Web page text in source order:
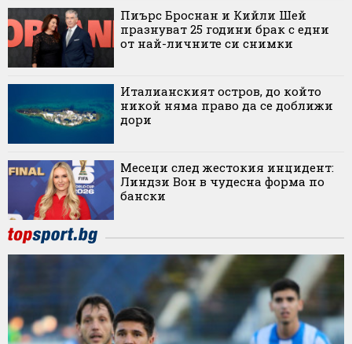
Пиърс Броснан и Кийли Шей
празнуват 25 години брак с едни
от най-личните си снимки
Италианският остров, до който
никой няма право да се доближи
дори
Месеци след жестокия инцидент:
Линдзи Вон в чудесна форма по
бански